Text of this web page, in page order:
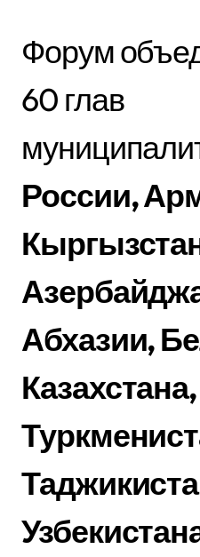
Форум
60 глав
России,
Абхазии,
Казахстана,